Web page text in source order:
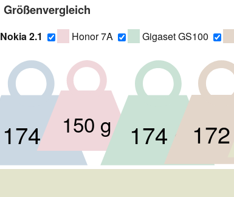
Größenvergleich
Nokia 2.1 Honor 7A Gigaset GS100
174 g 150 g 174 g 172 g